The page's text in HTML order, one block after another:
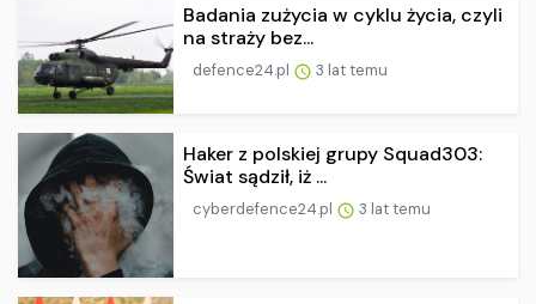
Badania zużycia w cyklu życia, czyli
na straży bez...
defence24.pl 3 lat temu
Haker z polskiej grupy Squad303:
Świat sądził, iż ...
cyberdefence24.pl 3 lat temu